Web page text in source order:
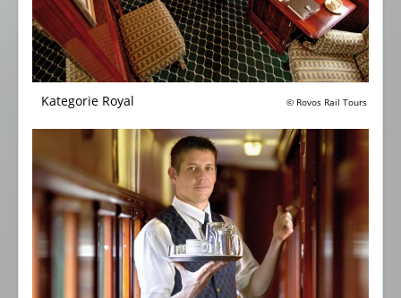
© Rovos Rail Tours
Kategorie Royal